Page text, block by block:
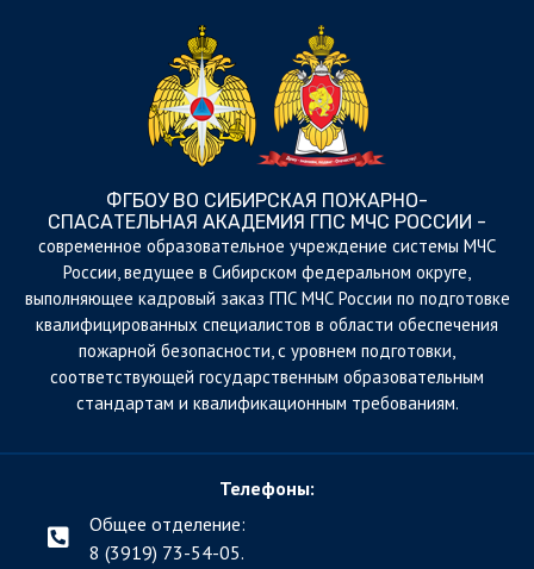
ФГБОУ ВО СИБИРСКАЯ ПОЖАРНО-
СПАСАТЕЛЬНАЯ АКАДЕМИЯ ГПС МЧС РОССИИ -
cовременное образовательное учреждение системы МЧС
России, ведущее в Сибирском федеральном округе,
выполняющее кадровый заказ ГПС МЧС России по подготовке
квалифицированных специалистов в области обеспечения
пожарной безопасности, с уровнем подготовки,
соответствующей государственным образовательным
стандартам и квалификационным требованиям.
Телефоны:
Общее отделение:
8 (3919) 73-54-05.